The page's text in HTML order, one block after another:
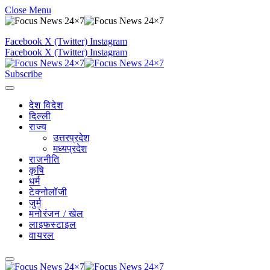
Close Menu
Facebook X (Twitter) Instagram
Facebook X (Twitter) Instagram
Subscribe
देश विदेश
दिल्ली
राज्य
उत्तरप्रदेश
मध्यप्रदेश
राजनीति
कृषि
धर्म
टेक्नोलॉजी
जुर्म
मनोरंजन / खेल
लाइफस्टाइल
वायरल